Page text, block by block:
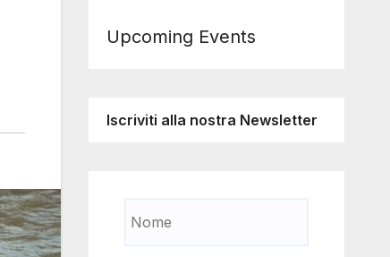
Upcoming Events
Iscriviti alla nostra Newsletter